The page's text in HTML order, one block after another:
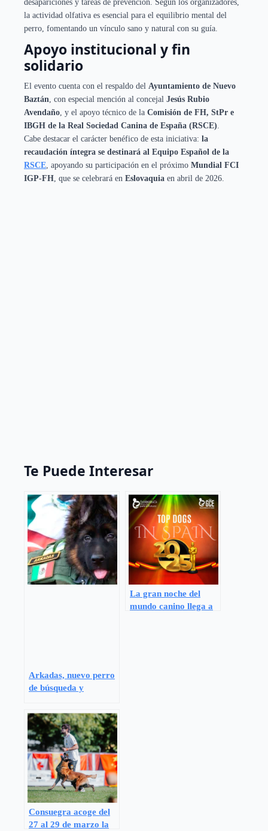
desapariciones y tareas de prevención. Según los organizadores,
la actividad olfativa es esencial para el equilibrio mental del
perro, fomentando un vínculo sano y natural con su guía.
Apoyo institucional y fin
solidario
El evento cuenta con el respaldo del Ayuntamiento de Nuevo
Baztán , con especial mención al concejal Jesús Rubio
Avendaño , y el apoyo técnico de la Comisión de FH, StPr e
IBGH de la Real Sociedad Canina de España (RSCE)
Cabe destacar el carácter benéfico de esta iniciativa: la
recaudación íntegra se destinará al Equipo Español de la
RSCE , apoyando su participación en el próximo Mundial FCI
IGP-FH , que se celebrará en Eslovaquia en abril de 2026.
Te Puede Interesar
Arkadas, nuevo perro
de búsqueda y
La gran noche del
mundo canino llega a
Consuegra acoge del
27 al 29 de marzo la